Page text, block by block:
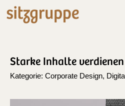
Starke Inhalte
Kategorie: Corporate Design,